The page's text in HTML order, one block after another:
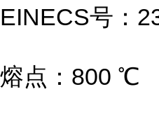
EINECS号：
熔点：800 ℃